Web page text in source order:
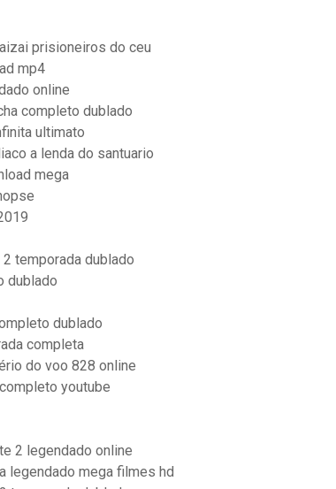
prisioneiros do ceu
mp4
online
completo dublado
ultimato
a lenda do santuario
mega
temporada dublado
dublado
dublado
completa
do voo 828 online
youtube
2 legendado online
legendado mega filmes hd